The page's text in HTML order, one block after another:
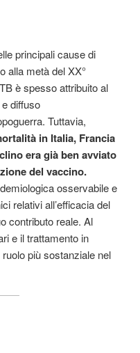
principali cause di
alla metà del XX°
è spesso attribuito al
diffuso
Tuttavia,
in Italia, Francia
era già ben avviato
del vaccino.
osservabile e
relativi all’efficacia del
contributo reale. Al
e il trattamento in
più sostanziale nel